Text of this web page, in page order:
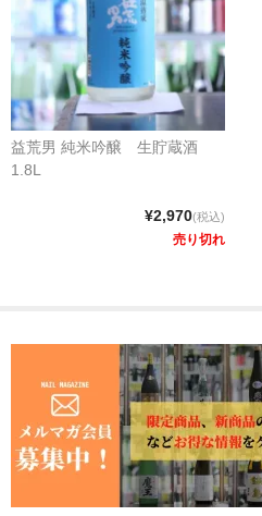
益荒男 純米吟醸 生貯蔵酒
1.8L
¥2,970(税込)
売り切れ